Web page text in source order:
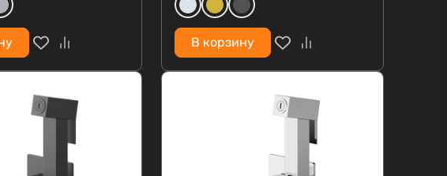
В корзину